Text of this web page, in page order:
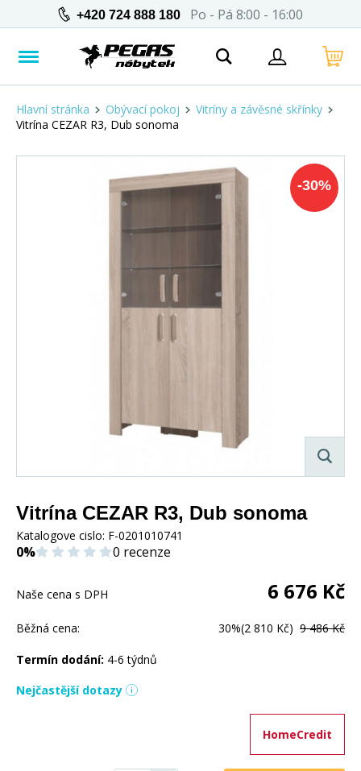
+420 724 888 180 Po - Pá 8:00 - 16:00
Hlavní stránka Obývací pokoj
Vitríny a závěsné skřínky
Vitrína CEZAR R3, Dub sonoma
-30%
Vitrína CEZAR R3, Dub sonoma
Katalogove cislo: F-0201010741
0% 0 recenze
Naše cena s DPH 6 676 Kč
Běžná cena: 30%(2 810 Kč) 9 486 Kč
Termín dodání: 4-6 týdnů
Nejčastější dotazy
HomeCredit